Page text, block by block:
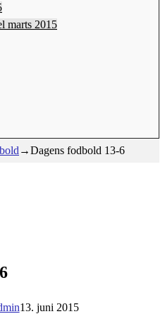
marts 2015
→Dagens fodbold 13-6
13. juni 2015